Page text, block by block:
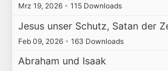
Mrz 19, 2026 • 115 Downloads
Jesus unser Schutz, Satan der
Feb 09, 2026 • 163 Downloads
Abraham und Isaak